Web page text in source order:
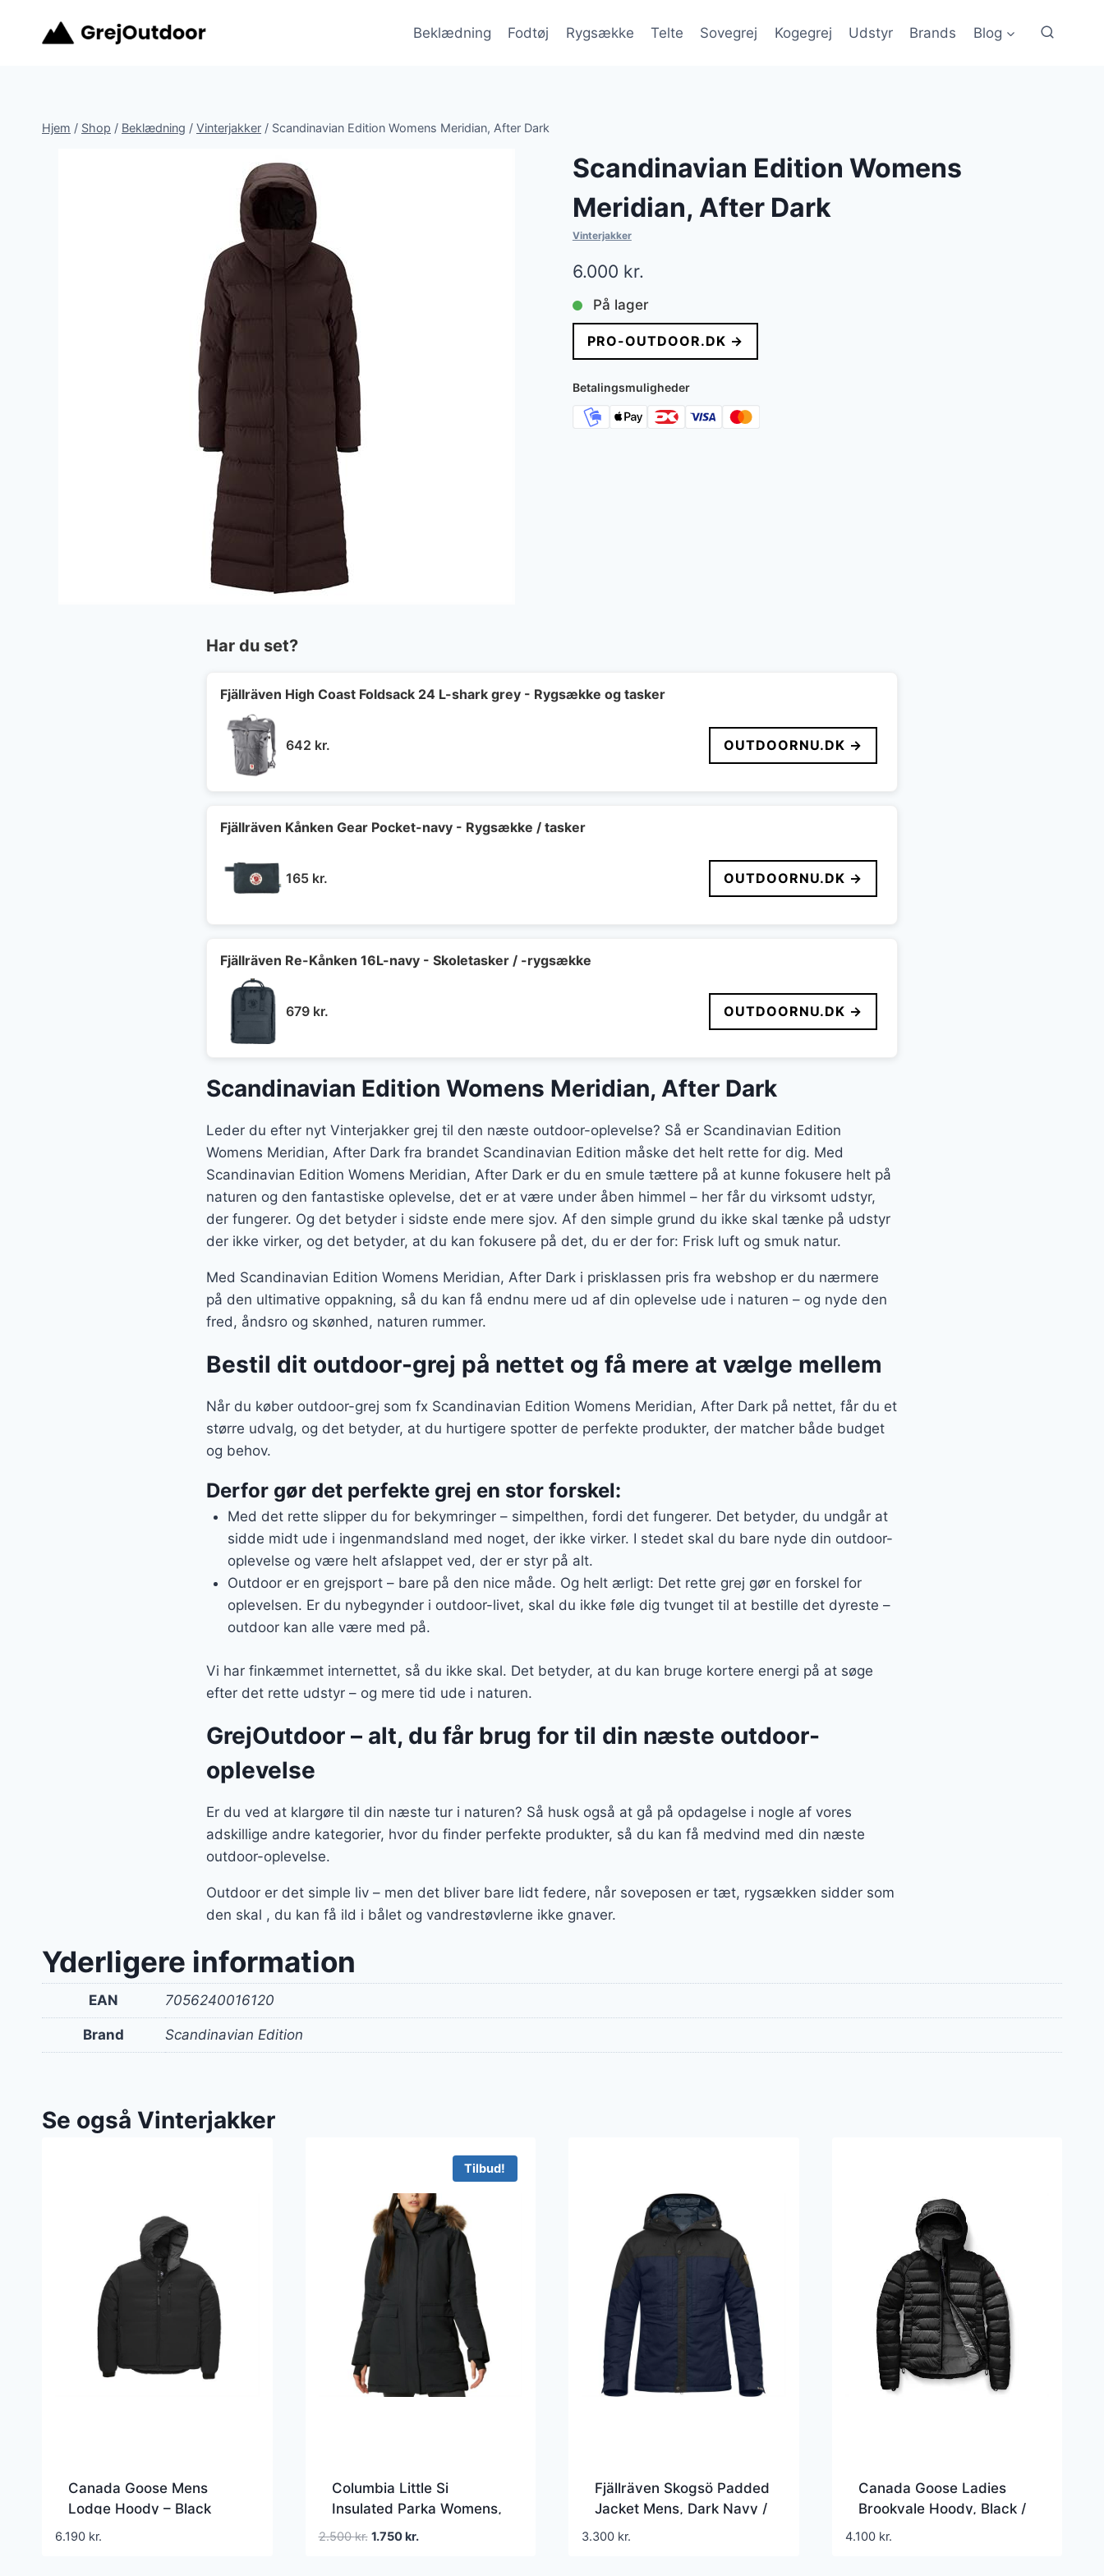
Beklædning Fodtøj Rygsække Telte Sovegrej Kogegrej Udstyr Brands Blog
Hjem / Shop / Beklædning / Vinterjakker / Scandinavian Edition Womens Meridian, After Dark
Scandinavian Edition Womens
Meridian, After Dark
Vinterjakker
6.000 kr.
På lager
PRO-OUTDOOR.DK →
Betalingsmuligheder
Har du set?
Fjällräven High Coast Foldsack 24 L-shark grey - Rygsække og tasker
642 kr. OUTDOORNU.DK →
Fjällräven Kånken Gear Pocket-navy - Rygsække / tasker
165 kr. OUTDOORNU.DK →
Fjällräven Re-Kånken 16L-navy - Skoletasker / -rygsække
679 kr. OUTDOORNU.DK →
Scandinavian Edition Womens Meridian, After Dark
Leder du efter nyt Vinterjakker grej til den næste outdoor-oplevelse? Så er Scandinavian Edition
Womens Meridian, After Dark fra brandet Scandinavian Edition måske det helt rette for dig. Med
Scandinavian Edition Womens Meridian, After Dark er du en smule tættere på at kunne fokusere helt på
naturen og den fantastiske oplevelse, det er at være under åben himmel – her får du virksomt udstyr,
der fungerer. Og det betyder i sidste ende mere sjov. Af den simple grund du ikke skal tænke på udstyr
der ikke virker, og det betyder, at du kan fokusere på det, du er der for: Frisk luft og smuk natur.
Med Scandinavian Edition Womens Meridian, After Dark i prisklassen pris fra webshop er du nærmere
på den ultimative oppakning, så du kan få endnu mere ud af din oplevelse ude i naturen – og nyde den
fred, åndsro og skønhed, naturen rummer.
Bestil dit outdoor-grej på nettet og få mere at vælge mellem
Når du køber outdoor-grej som fx Scandinavian Edition Womens Meridian, After Dark på nettet, får du et
større udvalg, og det betyder, at du hurtigere spotter de perfekte produkter, der matcher både budget
og behov.
Derfor gør det perfekte grej en stor forskel:
Med det rette slipper du for bekymringer – simpelthen, fordi det fungerer. Det betyder, du undgår at
sidde midt ude i ingenmandsland med noget, der ikke virker. I stedet skal du bare nyde din outdoor-
oplevelse og være helt afslappet ved, der er styr på alt.
Outdoor er en grejsport – bare på den nice måde. Og helt ærligt: Det rette grej gør en forskel for
oplevelsen. Er du nybegynder i outdoor-livet, skal du ikke føle dig tvunget til at bestille det dyreste –
outdoor kan alle være med på.
Vi har finkæmmet internettet, så du ikke skal. Det betyder, at du kan bruge kortere energi på at søge
efter det rette udstyr – og mere tid ude i naturen.
GrejOutdoor – alt, du får brug for til din næste outdoor-
oplevelse
Er du ved at klargøre til din næste tur i naturen? Så husk også at gå på opdagelse i nogle af vores
adskillige andre kategorier, hvor du finder perfekte produkter, så du kan få medvind med din næste
outdoor-oplevelse.
Outdoor er det simple liv – men det bliver bare lidt federe, når soveposen er tæt, rygsækken sidder som
den skal , du kan få ild i bålet og vandrestøvlerne ikke gnaver.
Yderligere information
EAN 7056240016120
Brand Scandinavian Edition
Se også Vinterjakker
Canada Goose Mens
Lodge Hoody – Black
Label, Black
6.190 kr.
Tilbud!
Columbia Little Si
Insulated Parka Womens,
Black
2.500kr. Den
1.750kr.Den
Fjällräven Skogsö Padded
Jacket Mens, Dark Navy /
Dark Grey
3.300 kr.
Canada Goose Ladies
Brookvale Hoody, Black /
Graphite
4.100 kr.